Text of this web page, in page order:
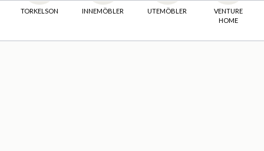
TORKELSON INNEMÖBLER UTEMÖBLER
VENTURE
HOME